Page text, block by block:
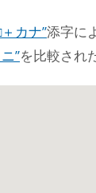
カナ”添字に
”を比較され